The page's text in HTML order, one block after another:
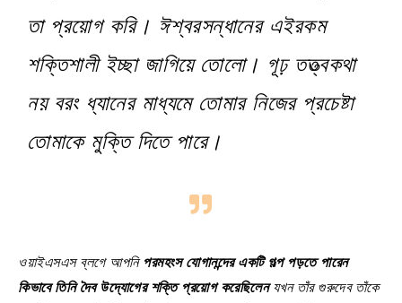
তা প্রয়োগ করি। ঈশ্বরসন্ধানের এইরকম
শক্তিশালী ইচ্ছা জাগিয়ে তোলো। গূঢ় তত্ত্বকথা
নয় বরং ধ্যানের মাধ্যমে তোমার নিজের প্রচেষ্টা
তোমাকে মুক্তি দিতে পারে।
ওয়াইএসএস ব্লগে আপনি পরমহংস যোগানন্দের একটি গল্প পড়তে পারেন
কিভাবে তিনি দৈব উদ্যোগের শক্তি প্রয়োগ করেছিলেনযখন তাঁর গুরুদেব তাঁকে